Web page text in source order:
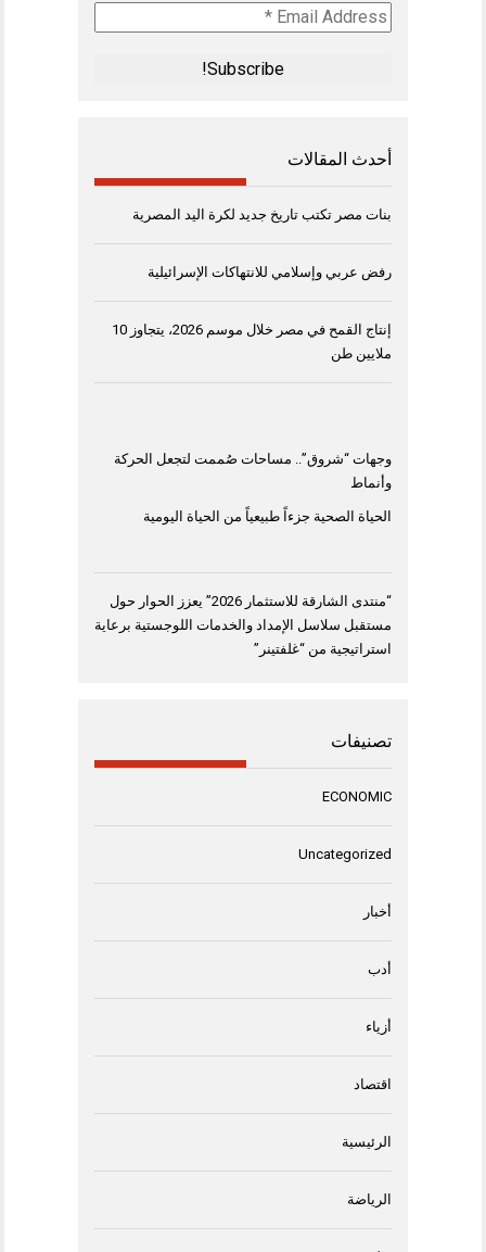
Email
Address
أحدث المقالات
بنات مصر تكتب تاريخ جديد لكرة اليد المصرية
رفض عربي وإسلامي للانتهاكات الإسرائيلية
إنتاج القمح في مصر خلال موسم 2026، يتجاوز 10
ملايين طن
وجهات “شروق”.. مساحات صُممت لتجعل الحركة
وأنماط
الحياة الصحية جزءاً طبيعياً من الحياة اليومية
“منتدى الشارقة للاستثمار 2026” يعزز الحوار حول
مستقبل سلاسل الإمداد والخدمات اللوجستية برعاية
استراتيجية من “غلفتينر”
تصنيفات
ECONOMIC
Uncategorized
أخبار
أدب
أزياء
اقتصاد
الرئيسية
الرياضة